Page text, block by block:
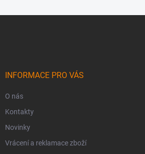
INFORMACE PRO VÁS
O nás
Kontakty
Novinky
Vrácení a reklamace zboží